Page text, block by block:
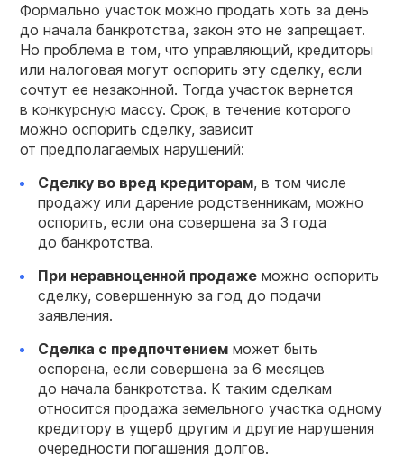
Формально участок можно продать хоть за день
до начала банкротства, закон это не запрещает.
Но проблема в том, что управляющий, кредиторы
или налоговая могут оспорить эту сделку, если
сочтут ее незаконной. Тогда участок вернется
в конкурсную массу. Срок, в течение которого
можно оспорить сделку, зависит
от предполагаемых нарушений:
Сделку во вред кредиторам, в том числе
продажу или дарение родственникам, можно
оспорить, если она совершена за 3 года
до банкротства.
При неравноценной продаже можно оспорить
сделку, совершенную за год до подачи
заявления.
Сделка с предпочтением может быть
оспорена, если совершена за 6 месяцев
до начала банкротства. К таким сделкам
относится продажа земельного участка одному
кредитору в ущерб другим и другие нарушения
очередности погашения долгов.